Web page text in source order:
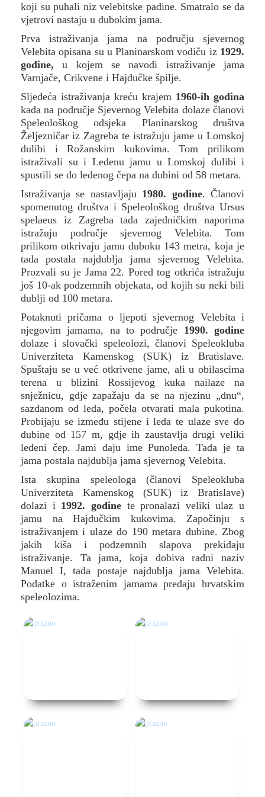
koji su puhali niz velebitske padine. Smatralo se da
vjetrovi nastaju u dubokim jama.
Prva istraživanja jama na području sjevernog
Velebita opisana su u Planinarskom vodiču iz 1929.
godine, u kojem se navodi istraživanje jama
Varnjače, Crikvene i Hajdučke špilje.
Sljedeća istraživanja kreću krajem 1960-ih godina
kada na područje Sjevernog Velebita dolaze članovi
Speleološkog odsjeka Planinarskog društva
Željezničar iz Zagreba te istražuju jame u Lomskoj
dulibi i Rožanskim kukovima. Tom prilikom
istraživali su i Ledenu jamu u Lomskoj dulibi i
spustili se do ledenog čepa na dubini od 58 metara.
Istraživanja se nastavljaju 1980. godine. Članovi
spomenutog društva i Speleološkog društva Ursus
spelaeus iz Zagreba tada zajedničkim naporima
istražuju područje sjevernog Velebita. Tom
prilikom otkrivaju jamu duboku 143 metra, koja je
tada postala najdublja jama sjevernog Velebita.
Prozvali su je Jama 22. Pored tog otkrića istražuju
još 10‑ak podzemnih objekata, od kojih su neki bili
dublji od 100 metara.
Potaknuti pričama o ljepoti sjevernog Velebita i
njegovim jamama, na to područje 1990. godine
dolaze i slovački speleolozi, članovi Speleokluba
Univerziteta Kamenskog (SUK) iz Bratislave.
Spuštaju se u već otkrivene jame, ali u obilascima
terena u blizini Rossijevog kuka nailaze na
snježnicu, gdje zapažaju da se na njezinu „dnu“,
sazdanom od leda, počela otvarati mala pukotina.
Probijaju se između stijene i leda te ulaze sve do
dubine od 157 m, gdje ih zaustavlja drugi veliki
ledeni čep. Jami daju ime Punoleda. Tada je ta
jama postala najdublja jama sjevernog Velebita.
Ista skupina speleologa (članovi Speleokluba
Univerziteta Kamenskog (SUK) iz Bratislave)
dolazi i 1992. godinete pronalazi veliki ulaz u
jamu na Hajdučkim kukovima. Započinju s
istraživanjem i ulaze do 190 metara dubine. Zbog
jakih kiša i podzemnih slapova prekidaju
istraživanje. Ta jama, koja dobiva radni naziv
Manuel I, tada postaje najdublja jama Velebita.
Podatke o istraženim jamama predaju hrvatskim
speleolozima.